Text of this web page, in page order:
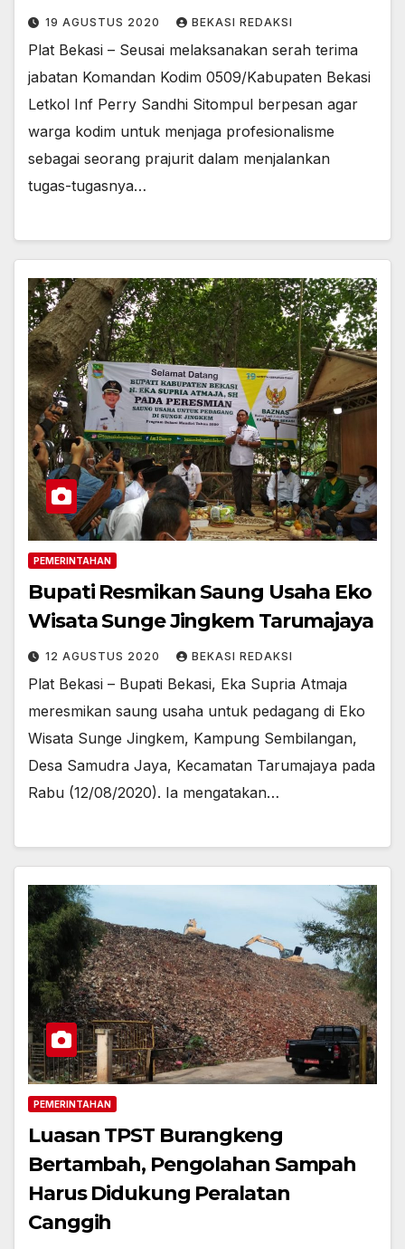
19 AGUSTUS 2020 BEKASI REDAKSI
Plat Bekasi – Seusai melaksanakan serah terima
jabatan Komandan Kodim 0509/Kabupaten Bekasi
Letkol Inf Perry Sandhi Sitompul berpesan agar
warga kodim untuk menjaga profesionalisme
sebagai seorang prajurit dalam menjalankan
tugas-tugasnya…
PEMERINTAHAN
Bupati Resmikan Saung Usaha Eko
Wisata Sunge Jingkem Tarumajaya
12 AGUSTUS 2020 BEKASI REDAKSI
Plat Bekasi – Bupati Bekasi, Eka Supria Atmaja
meresmikan saung usaha untuk pedagang di Eko
Wisata Sunge Jingkem, Kampung Sembilangan,
Desa Samudra Jaya, Kecamatan Tarumajaya pada
Rabu (12/08/2020). Ia mengatakan…
PEMERINTAHAN
Luasan TPST Burangkeng
Bertambah, Pengolahan Sampah
Harus Didukung Peralatan
Canggih